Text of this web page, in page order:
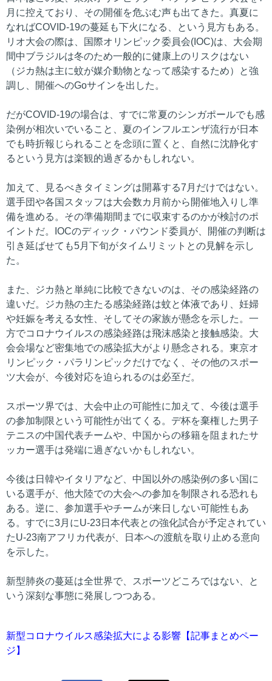
月に控えており、その開催を危ぶむ声も出てきた。真夏に
なればCOVID-19の蔓延も下火になる、という見方もある。
リオ大会の際は、国際オリンピック委員会(IOC)は、大会期
間中ブラジルは冬のため一般的に健康上のリスクはない
（ジカ熱は主に蚊が媒介動物となって感染するため）と強
調し、開催へのGoサインを出した。
だがCOVID-19の場合は、すでに常夏のシンガポールでも感
染例が相次いでいること、夏のインフルエンザ流行が日本
でも時折報じられることを念頭に置くと、自然に沈静化す
るという見方は楽観的過ぎるかもしれない。
加えて、見るべきタイミングは開幕する7月だけではない。
選手団や各国スタッフは大会数カ月前から開催地入りし準
備を進める。その準備期間までに収束するのかが検討のポ
イントだ。IOCのディック・パウンド委員が、開催の判断は
引き延ばせても5月下旬がタイムリミットとの見解を示し
た。
また、ジカ熱と単純に比較できないのは、その感染経路の
違いだ。ジカ熱の主たる感染経路は蚊と体液であり、妊婦
や妊娠を考える女性、そしてその家族が懸念を示した。一
方でコロナウイルスの感染経路は飛沫感染と接触感染。大
会会場など密集地での感染拡大がより懸念される。東京オ
リンピック・パラリンピックだけでなく、その他のスポー
ツ大会が、今後対応を迫られるのは必至だ。
スポーツ界では、大会中止の可能性に加えて、今後は選手
の参加制限という可能性が出てくる。デ杯を棄権した男子
テニスの中国代表チームや、中国からの移籍を阻まれたサ
ッカー選手は発端に過ぎないかもしれない。
今後は日韓やイタリアなど、中国以外の感染例の多い国に
いる選手が、他大陸での大会への参加を制限される恐れも
ある。逆に、参加選手やチームが来日しない可能性もあ
る。すでに3月にU-23日本代表との強化試合が予定されてい
たU-23南アフリカ代表が、日本への渡航を取り止める意向
を示した。
新型肺炎の蔓延は全世界で、スポーツどころではない、と
いう深刻な事態に発展しつつある。
新型コロナウイルス感染拡大による影響【記事まとめペー
ジ】